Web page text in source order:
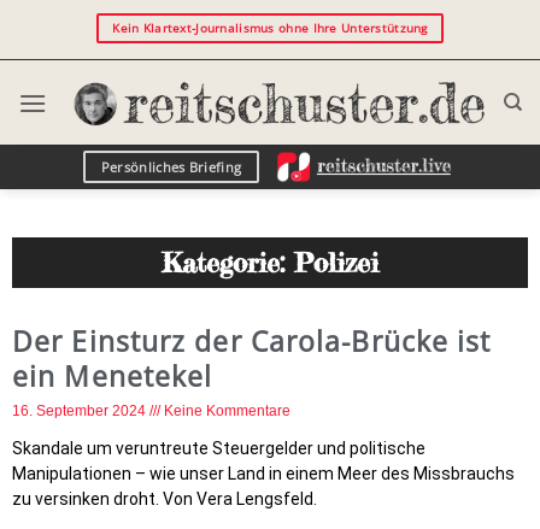
Kein Klartext-Journalismus ohne Ihre Unterstützung
Persönliches Briefing
Kategorie: Polizei
Der Einsturz der Carola-Brücke ist
ein Menetekel
16. September 2024 Keine Kommentare
Skandale um veruntreute Steuergelder und politische
Manipulationen – wie unser Land in einem Meer des Missbrauchs
zu versinken droht. Von Vera Lengsfeld.